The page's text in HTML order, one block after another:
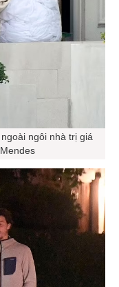
ngôi nhà trị giá